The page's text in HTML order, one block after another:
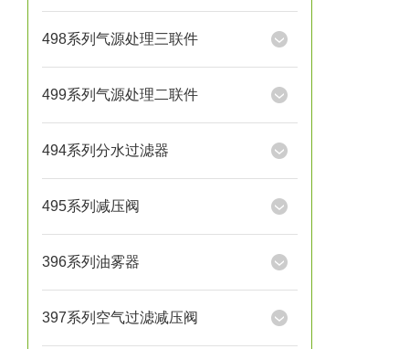
498系列气源处理三联件
499系列气源处理二联件
494系列分水过滤器
495系列减压阀
396系列油雾器
397系列空气过滤减压阀